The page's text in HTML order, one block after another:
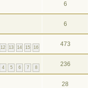
6
6
12 13 14 15 16 473
4 5 6 7 8 236
28